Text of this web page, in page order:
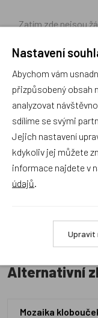
Zatím zde nejsou
Recenze
Produkt zatím
Alternativní
Mozaika
Nastavení
Abychom vám
přizpůsobený obsah
analyzovat
sdílíme se svými
Jejich nastavení
kdykoliv jej můžete
informace najdete v
údajů
Upravit